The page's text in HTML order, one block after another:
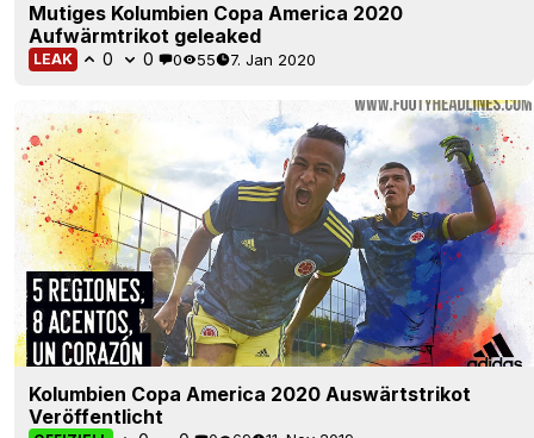
Mutiges Kolumbien Copa America 2020
Aufwärmtrikot geleaked
LEAK 0 0 0 55 7. Jan 2020
Kolumbien Copa America 2020 Auswärtstrikot
Veröffentlicht